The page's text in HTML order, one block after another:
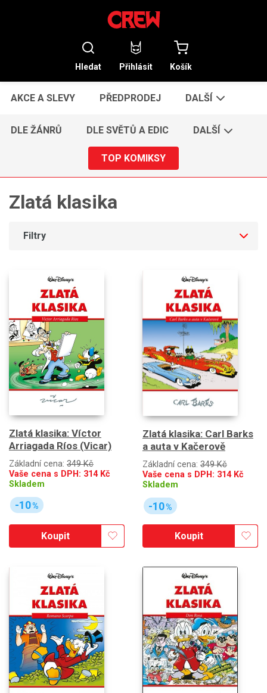
Hledat Přihlásit Košík
AKCE A SLEVY PŘEDPRODEJ DALŠÍ
DLE ŽÁNRŮ DLE SVĚTŮ A EDIC DALŠÍ
TOP KOMIKSY
Zlatá klasika
Filtry
Zlatá klasika: Víctor
Arriagada Ríos (Vicar)
Základní cena: 349 Kč
Vaše cena s DPH: 314Kč
Skladem
-10%
Koupit
Zlatá klasika: Carl Barks
a auta v Kačerově
Základní cena: 349 Kč
Vaše cena s DPH: 314Kč
Skladem
-10%
Koupit